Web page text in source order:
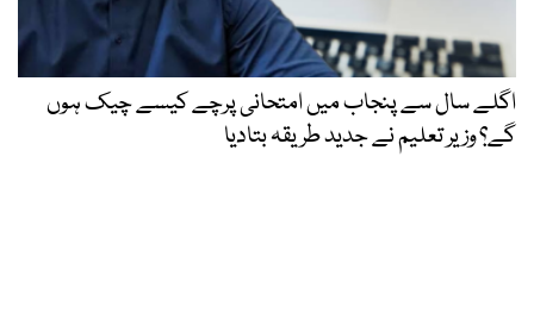
اگلے سال سے پنجاب میں امتحانی پرچے کیسے چیک ہوں
گے؟ وزیر تعلیم نے جدید طریقہ بتادیا